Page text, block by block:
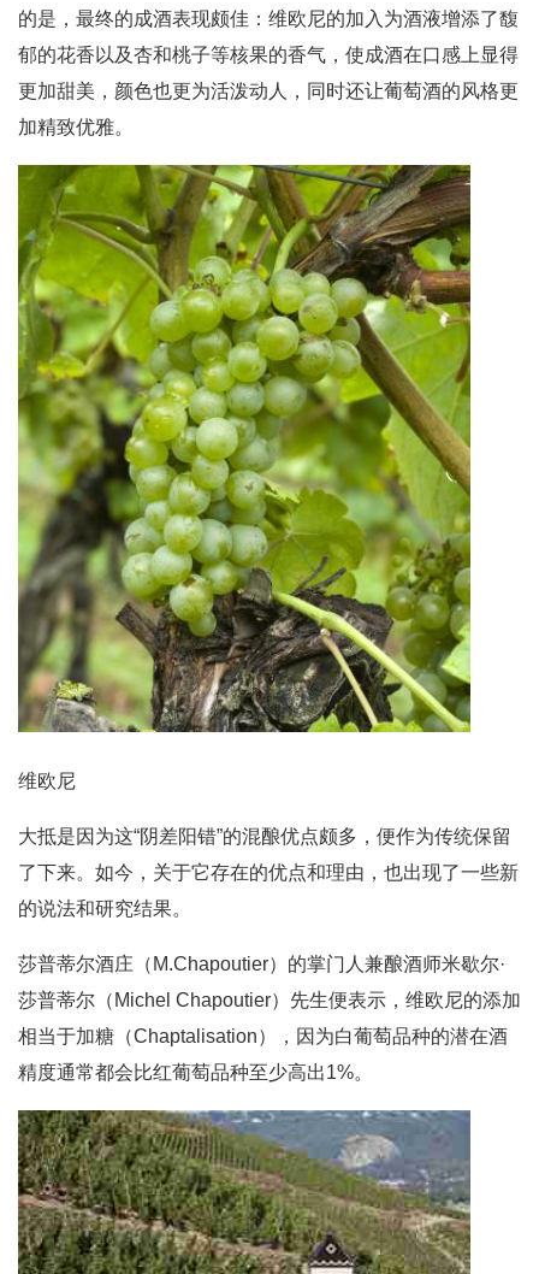
的是，最终的成酒表现颇佳：维欧尼的加入为酒液增添了馥
郁的花香以及杏和桃子等核果的香气，使成酒在口感上显得
更加甜美，颜色也更为活泼动人，同时还让葡萄酒的风格更
加精致优雅。
维欧尼
大抵是因为这“阴差阳错”的混酿优点颇多，便作为传统保留
了下来。如今，关于它存在的优点和理由，也出现了一些新
的说法和研究结果。
莎普蒂尔酒庄（M.Chapoutier）的掌门人兼酿酒师米歇尔·
莎普蒂尔（Michel Chapoutier）先生便表示，维欧尼的添加
相当于加糖（Chaptalisation），因为白葡萄品种的潜在酒
精度通常都会比红葡萄品种至少高出1%。